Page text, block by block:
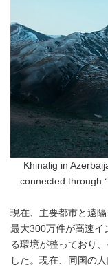
Khinalig in
connected through
現在、主要都市と遠
最大300万件が高速イ
る環境が整っており
した。現在、同国の